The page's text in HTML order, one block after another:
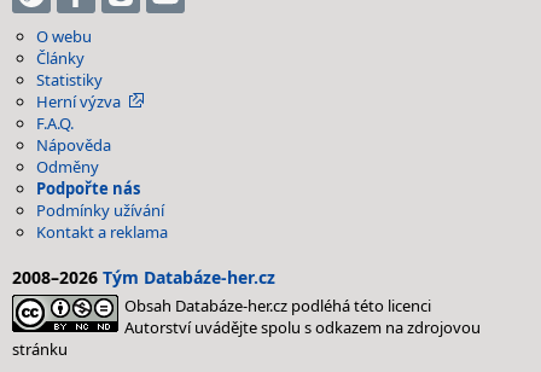
O webu
Články
Statistiky
Herní výzva
F.A.Q.
Nápověda
Odměny
Podpořte nás
Podmínky užívání
Kontakt a reklama
2008–2026 Tým Databáze-her.cz
Obsah Databáze-her.cz podléhá této licenci
Autorství uvádějte spolu s odkazem na zdrojovou
stránku